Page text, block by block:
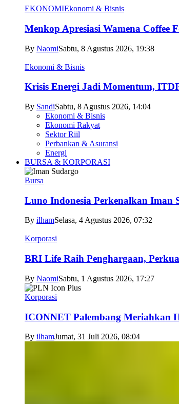
EKONOMIEkonomi & Bisnis
Menkop Apresiasi Wamena Coffee
By NaomiSabtu, 8 Agustus 2026, 19:38
Ekonomi & Bisnis
Krisis Energi Jadi Momentum,
By SandiSabtu, 8 Agustus 2026, 14:04
Ekonomi & Bisnis
Ekonomi Rakyat
Sektor Riil
Perbankan & Asuransi
Energi
BURSA & KORPORASI
Bursa
Luno Indonesia Perkenalkan Iman
By ilhamSelasa, 4 Agustus 2026, 07:32
Korporasi
BRI Life Raih Penghargaan,
By NaomiSabtu, 1 Agustus 2026, 17:27
Korporasi
ICONNET Palembang Meriahkan
By ilhamJumat, 31 Juli 2026, 08:04